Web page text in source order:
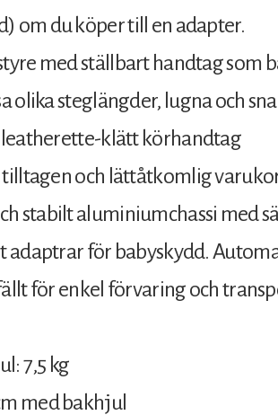
om du köper till en adapter.
med ställbart handtag som
olika steglängder, lugna och
leatherette-klätt körhandtag
tilltagen och lättåtkomlig
stabilt aluminiumchassi med
adaptrar för babyskydd.
för enkel förvaring och
7,5 kg
med bakhjul